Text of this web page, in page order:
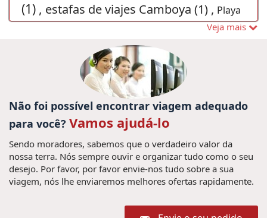
(1) , estafas de viajes Camboya (1) , Playa
de Vietnam (1) ,Visitar a Vietnam y Camboya (1) ,
viagem vietna (7) ,Excursões em
Camboja (5) ,Kim Jong Un (1) , Viajes a Vietnam
Fórmula Uno 2020 (1) ,ciudad de Ho Chi Minh, Mekong
delta, Sur de Vietnam, tuneles de Cu chi, Vacaciones
Vietnam, viajar vietnam, Viajes Vietnam, (1) ,
viaje en Vietnam, Ninh Binh, Tam Coc Bich Dong, Trang
An, Viajes Vietnam, viajes vietnam y camboya, vietnam
vacaciones, Vietnam. Viaje, (1) ,las playas vietnam (1) ,
Baia Ha Long (1) ,Viajes en familia Laos (1) ,
Visitar Vietnam (1) , Mekong Delta (1) ,
Cascadas de Kuang Si
Veja mais
Não foi possível encontrar viagem adequado
para você? Vamos ajudá-lo
Sendo moradores, sabemos que o verdadeiro valor da
nossa terra. Nós sempre ouvir e organizar tudo como o seu
desejo. Por favor, por favor envie-nos tudo sobre a sua
viagem, nós lhe enviaremos melhores ofertas rapidamente.